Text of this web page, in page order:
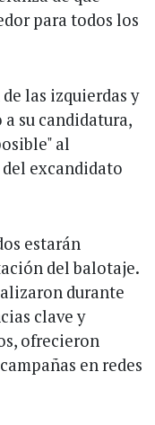
para todos los
las izquierdas y
su candidatura,
al
excandidato
estarán
del balotaje.
durante
clave y
ofrecieron
en redes